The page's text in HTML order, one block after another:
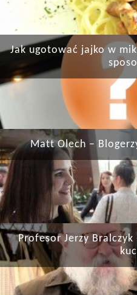
Jak ugotować jajko w
Matt Olech –
Profesor Jerzy